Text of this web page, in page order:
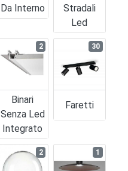
Da Interno
Stradali
Led
Binari
Senza Led
Integrato
2
Faretti
30
2 1